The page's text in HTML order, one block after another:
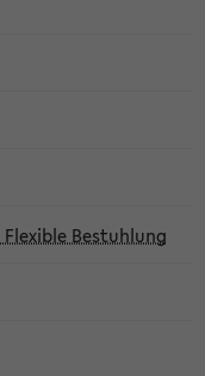
Bestuhlung